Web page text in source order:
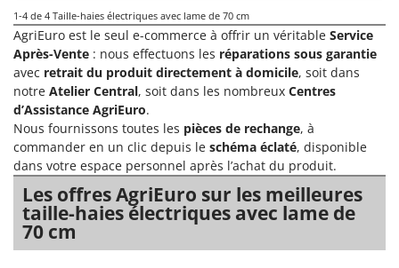
Motopompes pour irrigation
Moulins à céréales électriques
Moulins à farine
N
Nettoyeurs et Balais à vapeur
Nettoyeurs haute pression
Nettoyeurs tapis, moquettes et tapisseries
P
Peignes vibreurs et Secoueurs à olives
Pelles rétros pour tracteur
Ferrua
FIAC
FIEM
Fimar
FINI
Fiorentini
Fiskars
Flymo
Fontana Forni
1-4 de 4 Taille-haies électriques avec lame de 70 cm
AgriEuro est le seul e-commerce à offrir un véritable Service
Après-Vente : nous effectuons les réparations sous garantie
avec retrait du produit directement à domicile, soit dans
notre Atelier Central, soit dans les nombreux Centres
d’Assistance AgriEuro.
Nous fournissons toutes les pièces de rechange, à
commander en un clic depuis le schéma éclaté, disponible
dans votre espace personnel après l’achat du produit.
Les offres AgriEuro sur les meilleures
taille-haies électriques avec lame de
70 cm